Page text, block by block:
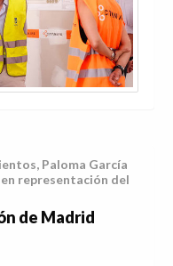
Paloma García
representación del
de Madrid